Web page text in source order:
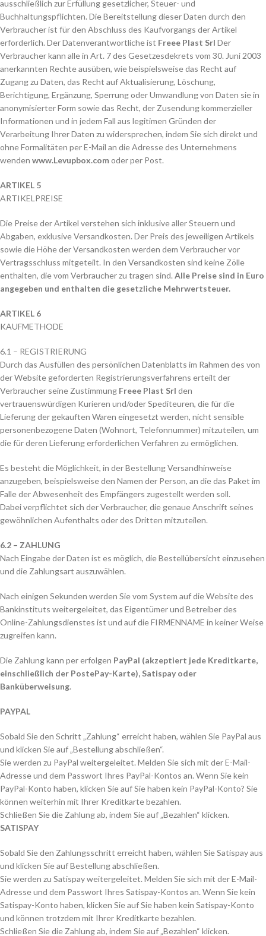
ausschließlich zur Erfüllung gesetzlicher, Steuer- und
Buchhaltungspflichten. Die Bereitstellung dieser Daten durch den
Verbraucher ist für den Abschluss des Kaufvorgangs der Artikel
erforderlich. Der Datenverantwortliche ist Freee Plast Srl Der
Verbraucher kann alle in Art. 7 des Gesetzesdekrets vom 30. Juni 2003
anerkannten Rechte ausüben, wie beispielsweise das Recht auf
Zugang zu Daten, das Recht auf Aktualisierung, Löschung,
Berichtigung, Ergänzung, Sperrung oder Umwandlung von Daten sie in
anonymisierter Form sowie das Recht, der Zusendung kommerzieller
Informationen und in jedem Fall aus legitimen Gründen der
Verarbeitung Ihrer Daten zu widersprechen, indem Sie sich direkt und
ohne Formalitäten per E-Mail an die Adresse des Unternehmens
wenden www.Levupbox.comoder per Post.
ARTIKEL 5
ARTIKELPREISE
Die Preise der Artikel verstehen sich inklusive aller Steuern und
Abgaben, exklusive Versandkosten. Der Preis des jeweiligen Artikels
sowie die Höhe der Versandkosten werden dem Verbraucher vor
Vertragsschluss mitgeteilt. In den Versandkosten sind keine Zölle
enthalten, die vom Verbraucher zu tragen sind. Alle Preise sind in Euro
angegeben und enthalten die gesetzliche Mehrwertsteuer.
ARTIKEL 6
KAUFMETHODE
6.1 – REGISTRIERUNG
Durch das Ausfüllen des persönlichen Datenblatts im Rahmen des von
der Website geforderten Registrierungsverfahrens erteilt der
Verbraucher seine Zustimmung Freee Plast Srl den
vertrauenswürdigen Kurieren und/oder Spediteuren, die für die
Lieferung der gekauften Waren eingesetzt werden, nicht sensible
personenbezogene Daten (Wohnort, Telefonnummer) mitzuteilen, um
die für deren Lieferung erforderlichen Verfahren zu ermöglichen.
Es besteht die Möglichkeit, in der Bestellung Versandhinweise
anzugeben, beispielsweise den Namen der Person, an die das Paket im
Falle der Abwesenheit des Empfängers zugestellt werden soll.
Dabei verpflichtet sich der Verbraucher, die genaue Anschrift seines
gewöhnlichen Aufenthalts oder des Dritten mitzuteilen.
6.2 – ZAHLUNG
Nach Eingabe der Daten ist es möglich, die Bestellübersicht einzusehen
und die Zahlungsart auszuwählen.
Nach einigen Sekunden werden Sie vom System auf die Website des
Bankinstituts weitergeleitet, das Eigentümer und Betreiber des
Online-Zahlungsdienstes ist und auf die FIRMENNAME in keiner Weise
zugreifen kann.
Die Zahlung kann per erfolgen PayPal (akzeptiert jede Kreditkarte,
einschließlich der PostePay-Karte), Satispay oder
Banküberweisung.
PAYPAL
Sobald Sie den Schritt „Zahlung“ erreicht haben, wählen Sie PayPal aus
und klicken Sie auf „Bestellung abschließen“.
Sie werden zu PayPal weitergeleitet. Melden Sie sich mit der E-Mail-
Adresse und dem Passwort Ihres PayPal-Kontos an. Wenn Sie kein
PayPal-Konto haben, klicken Sie auf Sie haben kein PayPal-Konto? Sie
können weiterhin mit Ihrer Kreditkarte bezahlen.
Schließen Sie die Zahlung ab, indem Sie auf „Bezahlen“ klicken.
SATISPAY
Sobald Sie den Zahlungsschritt erreicht haben, wählen Sie Satispay aus
und klicken Sie auf Bestellung abschließen.
Sie werden zu Satispay weitergeleitet. Melden Sie sich mit der E-Mail-
Adresse und dem Passwort Ihres Satispay-Kontos an. Wenn Sie kein
Satispay-Konto haben, klicken Sie auf Sie haben kein Satispay-Konto
und können trotzdem mit Ihrer Kreditkarte bezahlen.
Schließen Sie die Zahlung ab, indem Sie auf „Bezahlen“ klicken.